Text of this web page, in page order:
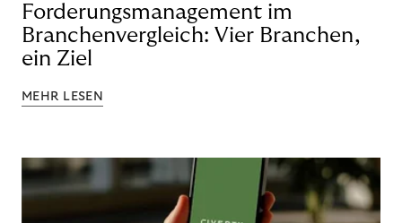
Forderungsmanagement im
Branchenvergleich: Vier Branchen,
ein Ziel
MEHR LESEN